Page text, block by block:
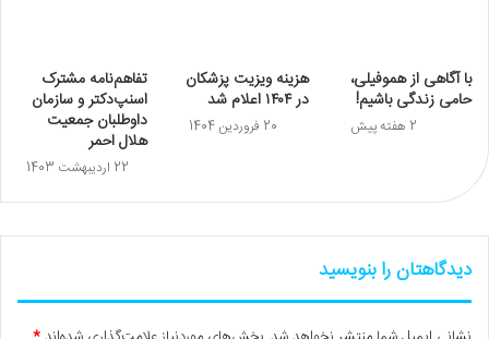
با آگاهی از هموفیلی،
حامی زندگی باشیم!
2 هفته پیش
هزینه ویزیت پزشکان
در ۱۴۰۴ اعلام شد
20 فروردین 1404
تفاهم‌نامه مشترک
اسنپ‌دکتر و سازمان
داوطلبان جمعیت
هلال احمر
22 اردیبهشت 1403
دیدگاهتان را بنویسید